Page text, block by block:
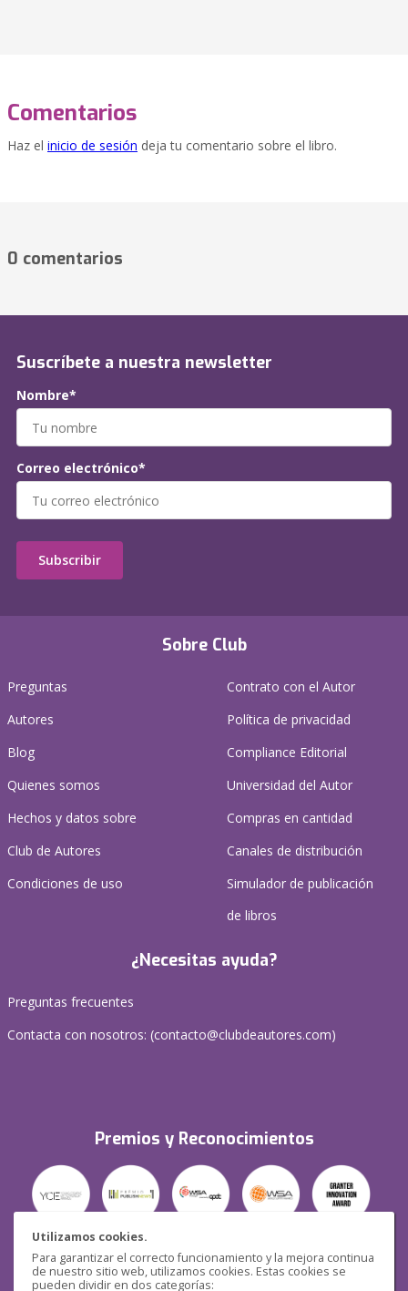
Utilizamos cookies.
Para garantizar el correcto funcionamiento y la mejora continua
de nuestro sitio web, utilizamos cookies. Estas cookies se
pueden dividir en dos categorías:
Comentarios
Haz el inicio de sesión deja tu comentario sobre el libro.
0 comentarios
Sobre Club
Preguntas
Autores
Blog
Quienes somos
Hechos y datos sobre
Club de Autores
Condiciones de uso
Contrato con el Autor
Política de privacidad
Compliance Editorial
Universidad del Autor
Compras en cantidad
Canales de distribución
Simulador de publicación
de libros
¿Necesitas ayuda?
Preguntas frecuentes
Contacta con nosotros: (contacto@clubdeautores.com)
Premios y Reconocimientos
Seguridad
Suscríbete a nuestra newsletter
Nombre*
Correo electrónico*
Subscribir